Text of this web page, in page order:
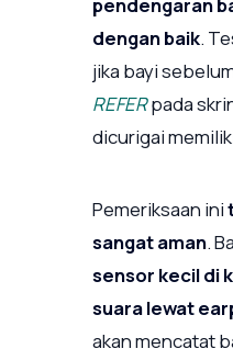
dengan baik.
jika bayi
REFERpada
dicurigai
Pemeriksaan ini
sangat aman.
sensor kecil di
suara lewat
akan mencatat